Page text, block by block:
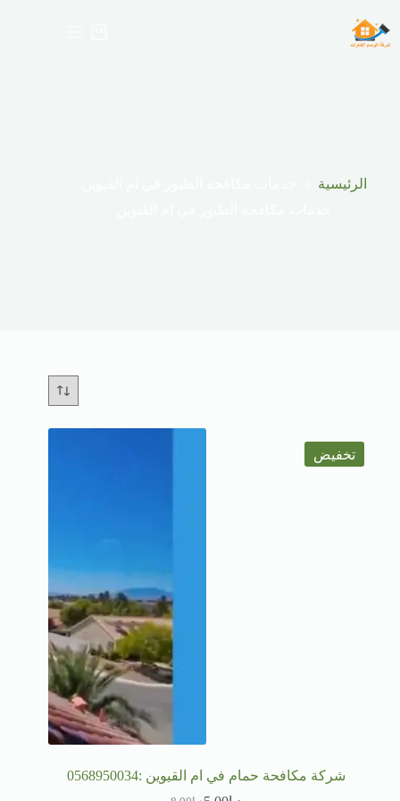
إلى
المحتوى
الرئيسية
تخفيض
شركة مكافحة حمام في ام القيوين :0568950034